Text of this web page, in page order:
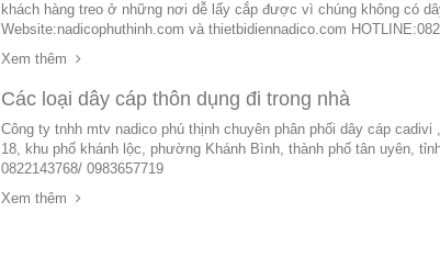
khách hàng treo ở những nơi dễ lấy cắp được vì chúng không có
Website:nadicophuthinh.com và thietbidiennadico.com
Xem thêm
Các loại dây cáp thôn dụng đi trong nhà
Công ty tnhh mtv nadico phú thịnh chuyên phân phối dây cáp
18, khu phố khánh lộc, phường Khánh Bình, thành phố tân uyên,
0822143768/ 0983657719
Xem thêm